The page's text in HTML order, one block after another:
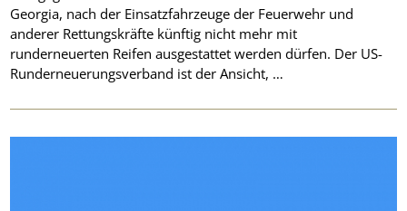
Georgia, nach der Einsatzfahrzeuge der Feuerwehr und
anderer Rettungskräfte künftig nicht mehr mit
runderneuerten Reifen ausgestattet werden dürfen. Der US-
Runderneuerungsverband ist der Ansicht, …